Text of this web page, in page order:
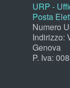
URP -
Posta
Numero
Indirizzo:
Genova
P. Iva: